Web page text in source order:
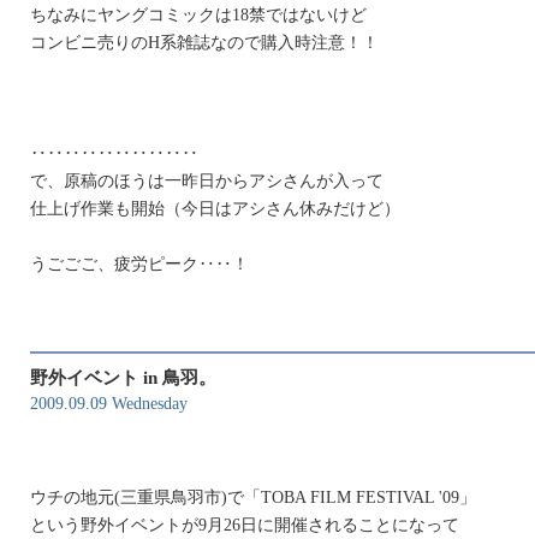
ちなみにヤングコミックは18禁ではないけど
コンビニ売りのH系雑誌なので購入時注意！！
‥‥‥‥‥‥‥‥‥‥
で、原稿のほうは一昨日からアシさんが入って
仕上げ作業も開始（今日はアシさん休みだけど）
うごごご、疲労ピーク‥‥！
野外イベント in 鳥羽。
2009.09.09 Wednesday
ウチの地元(三重県鳥羽市)で「TOBA FILM FESTIVAL '09」
という野外イベントが9月26日に開催されることになって